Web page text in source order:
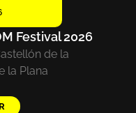
Festival 2026
de la
la Plana